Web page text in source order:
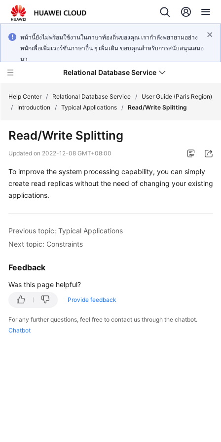
หน้านี้ยังไม่พร้อมใช้งานในภาษาท้องถิ่นของคุณ เรากำลังพยายามอย่าง
หนักเพื่อเพิ่มเวอร์ชันภาษาอื่น ๆ เพิ่มเติม ขอบคุณสำหรับการสนับสนุนเสมอ
มา
Relational Database Service
Service
Billing
Kernels
User
Best
Performance
Help Center / Relational Database Service /
User Guide (Paris Region)
/
Introduction / Typical Applications / Read/Write Splitting
Read/Write Splitting
Updated on 2022-12-08 GMT+08:00
To improve the system processing capability, you can simply
create read replicas without the need of changing your existing
applications.
Previous topic: Typical Applications
Next topic: Constraints
Feedback
Was this page helpful?
Provide feedback
For any further questions, feel free to contact us through the chatbot.
Chatbot